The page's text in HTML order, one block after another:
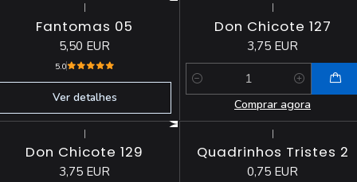
|
Fantomas 05
5,50 EUR
5.0
Ver detalhes
|
Don Chicote 127
3,75 EUR
Quantidade
Comprar agora
|
Don Chicote 129
3,75 EUR
|
Quadrinhos Tristes 2
0,75 EUR